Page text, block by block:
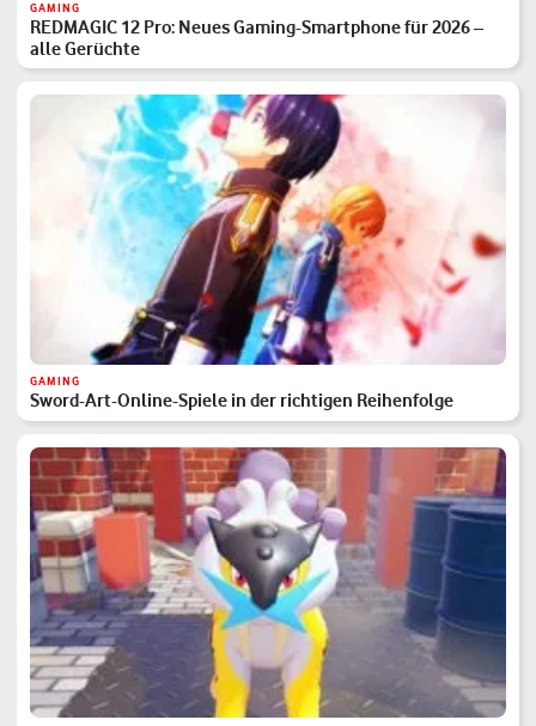
GAMING
REDMAGIC 12 Pro: Neues Gaming-Smartphone für 2026 –
alle Gerüchte
GAMING
Sword-Art-Online-Spiele in der richtigen Reihenfolge